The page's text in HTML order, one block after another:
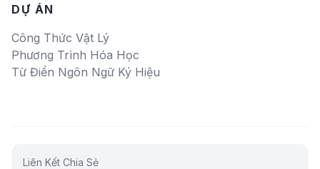
DỰ ÁN
Công Thức Vật Lý
Phương Trình Hóa Học
Từ Điển Ngôn Ngữ Ký Hiệu
Liên Kết Chia Sẻ